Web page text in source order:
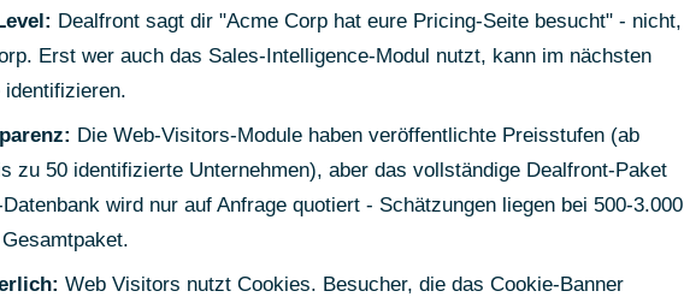
Dealfront sagt dir "Acme Corp hat eure Pricing-Seite besucht" - nicht,
Erst wer auch das Sales-Intelligence-Modul nutzt, kann im nächsten
Die Web-Visitors-Module haben veröffentlichte Preisstufen (ab
zu 50 identifizierte Unternehmen), aber das vollständige Dealfront-Paket
wird nur auf Anfrage quotiert - Schätzungen liegen bei 500-3.000
Web Visitors nutzt Cookies. Besucher, die das Cookie-Banner